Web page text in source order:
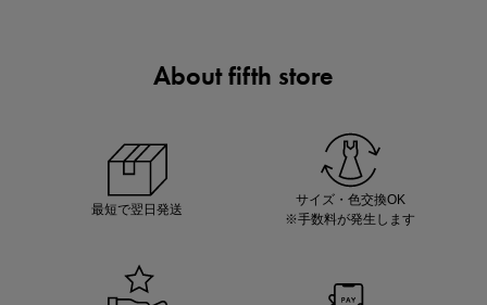
About fifth store
最短で翌日発送
サイズ・色交換OK
※手数料が発生します